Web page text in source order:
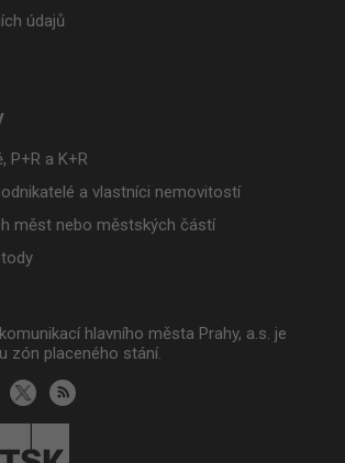
údajů
P+R a K+R
a vlastníci nemovitostí
měst nebo městských částí
hlavního města Prahy, a.s. je
zón placeného stání.